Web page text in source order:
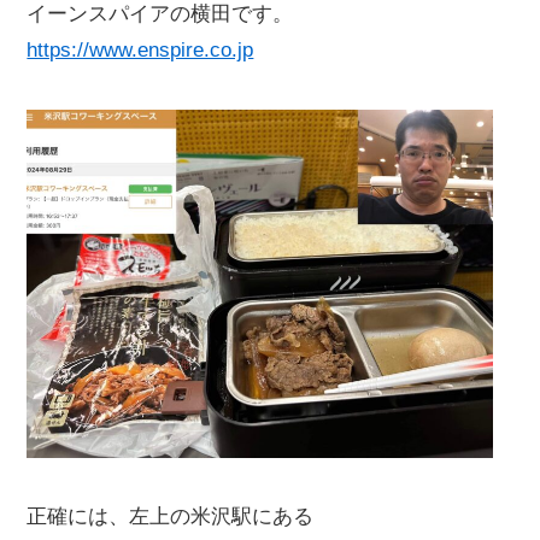
イーンスパイアの横田です。
https://www.enspire.co.jp
正確には、左上の米沢駅にある